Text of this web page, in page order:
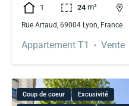
1 24m²
Rue Artaud, 69004 Lyon, France
Appartement T1 Vente
Coup de coeur Excusivité